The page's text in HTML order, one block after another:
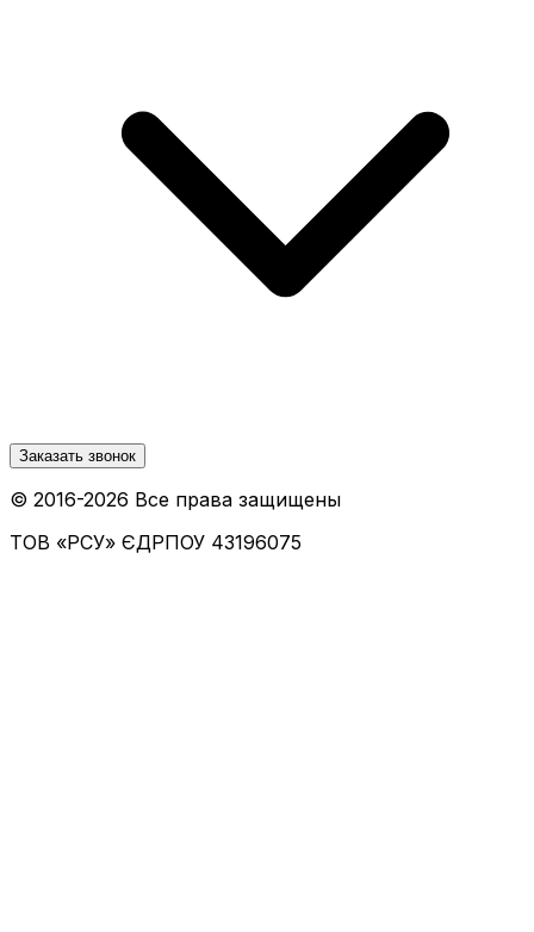
Заказать звонок
© 2016-2026 Все права защищены
ТОВ «РСУ» ЄДРПОУ 43196075